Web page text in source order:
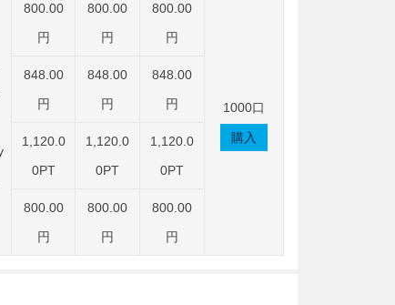
800.00
円
800.00
円
800.00
円
1000口
購入
848.00
円
848.00
円
848.00
円
1,120.0
0PT
1,120.0
0PT
1,120.0
0PT
800.00
円
800.00
円
800.00
円